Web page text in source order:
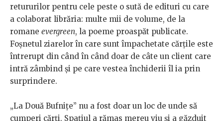
retururilor pentru cele peste o sută de edituri cu care
a colaborat librăria: multe mii de volume, de la
romane evergreen, la poeme proaspăt publicate.
Foșnetul ziarelor în care sunt împachetate cărțile este
întrerupt din când în când doar de câte un client care
intră zâmbind și pe care vestea închiderii îl ia prin
surprindere.
„La Două Bufnițe” nu a fost doar un loc de unde să
cumperi cărți. Spațiul a rămas mereu viu și a găzduit